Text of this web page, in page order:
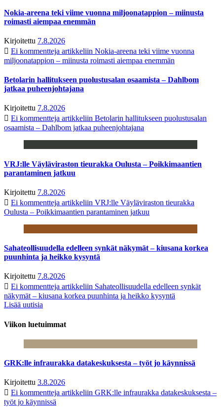
Nokia-areena teki viime vuonna miljoonatappion – miinusta
roimasti aiempaa enemmän
Kirjoitettu 7.8.2026
Ei kommentteja artikkeliin Nokia-areena teki viime vuonna
miljoonatappion – miinusta roimasti aiempaa enemmän
Betolarin hallitukseen puolustusalan osaamista – Dahlbom
jatkaa puheenjohtajana
Kirjoitettu 7.8.2026
Ei kommentteja artikkeliin Betolarin hallitukseen puolustusalan
osaamista – Dahlbom jatkaa puheenjohtajana
VRJ:lle Väyläviraston tieurakka Oulusta – Poikkimaantien
parantaminen jatkuu
Kirjoitettu 7.8.2026
Ei kommentteja artikkeliin VRJ:lle Väyläviraston tieurakka
Oulusta – Poikkimaantien parantaminen jatkuu
Sahateollisuudella edelleen synkät näkymät – kiusana korkea
puunhinta ja heikko kysyntä
Kirjoitettu 7.8.2026
Ei kommentteja artikkeliin Sahateollisuudella edelleen synkät
näkymät – kiusana korkea puunhinta ja heikko kysyntä
Lisää uutisia
Viikon luetuimmat
GRK:lle infraurakka datakeskuksesta – työt jo käynnissä
Kirjoitettu 3.8.2026
Ei kommentteja artikkeliin GRK:lle infraurakka datakeskuksesta –
työt jo käynnissä